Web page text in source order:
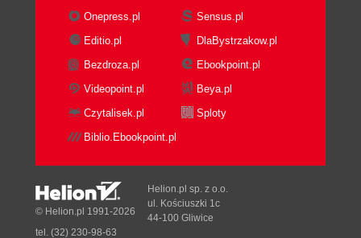
Onepress.pl
Sensus.pl
Editio.pl
DlaBystrzakow.pl
Bezdroza.pl
Ebookpoint.pl
Videopoint.pl
Beya.pl
Czytalisek.pl
Sploty
Biblio.Ebookpoint.pl
© Helion.pl 1991-2026
Helion.pl sp. z o.o.
ul. Kościuszki 1c
44-100 Gliwice
tel. (32) 230-98-63